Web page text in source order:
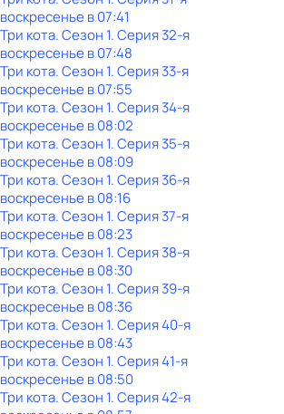
воскресенье в07:41
Три кота. Сезон 1. Серия 32-я
воскресенье в07:48
Три кота. Сезон 1. Серия 33-я
воскресенье в07:55
Три кота. Сезон 1. Серия 34-я
воскресенье в08:02
Три кота. Сезон 1. Серия 35-я
воскресенье в08:09
Три кота. Сезон 1. Серия 36-я
воскресенье в08:16
Три кота. Сезон 1. Серия 37-я
воскресенье в08:23
Три кота. Сезон 1. Серия 38-я
воскресенье в08:30
Три кота. Сезон 1. Серия 39-я
воскресенье в08:36
Три кота. Сезон 1. Серия 40-я
воскресенье в08:43
Три кота. Сезон 1. Серия 41-я
воскресенье в08:50
Три кота. Сезон 1. Серия 42-я